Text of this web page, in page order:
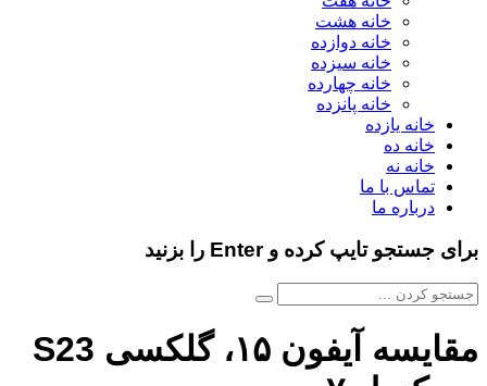
خانه هشت
خانه دوازده
خانه سیزده
خانه چهارده
خانه پانزده
خانه یازده
خانه ده
خانه نه
تماس با ما
درباره ما
برای جستجو تایپ کرده و Enter را بزنید
مقایسه آیفون ۱۵، گلکسی S23